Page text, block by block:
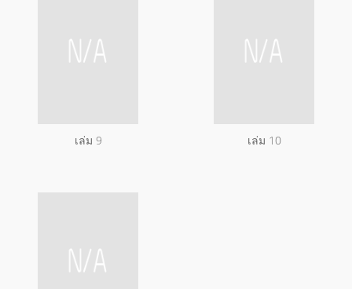
เล่ม 9 เล่ม 10